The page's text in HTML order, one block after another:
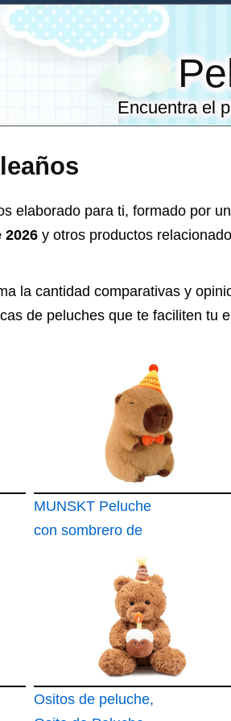
Encuentra el
elaborado para ti, formado por
2026 y otros productos
la cantidad comparativas y
de peluches que te faciliten tu
MUNSKT Peluche
con sombrero de
Ositos de peluche,